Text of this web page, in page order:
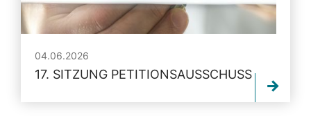
04.06.2026
17. SITZUNG PETITIONSAUSSCHUSS